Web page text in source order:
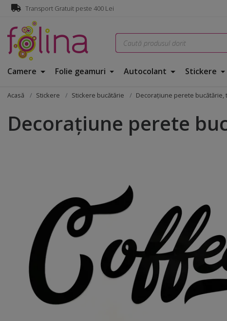
Transport Gratuit peste 400 Lei
Camere Folie geamuri Autocolant Stickere
Acasă Stickere Stickere bucătărie Decoraţiune perete bucătărie,
Decoraţiune perete